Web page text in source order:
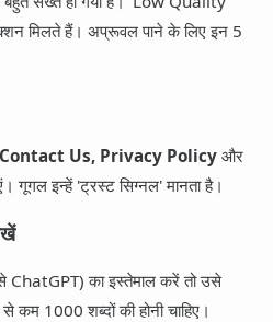
मिलते हैं। अप्रूवल पाने के लिए इन 5
Us, Privacy Policyऔर
इन्हें 'ट्रस्ट सिग्नल' मानता है।
का इस्तेमाल करें तो उसे
कम 1000 शब्दों की होनी चाहिए।